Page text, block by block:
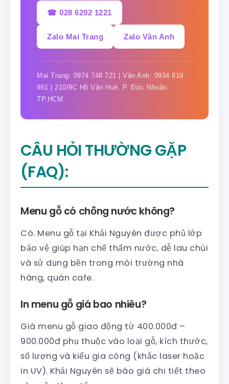
☎ 028 6292 1221
Zalo Mai Trang Zalo Vân Anh
Mai Trang: 0974 748 721 | Vân Anh: 0934 819
961 | 210/9C Hồ Văn Huê, P. Đức Nhuận,
TP.HCM
CÂU HỎI THƯỜNG GẶP
(FAQ):
Menu gỗ có chống nước không?
Có. Menu gỗ tại Khải Nguyên được phủ lớp
bảo vệ giúp hạn chế thấm nước, dễ lau chùi
và sử dụng bền trong môi trường nhà
hàng, quán cafe.
In menu gỗ giá bao nhiêu?
Giá menu gỗ giao động từ 400.000đ –
900.000đ phụ thuộc vào loại gỗ, kích thước,
số lượng và kiểu gia công (khắc laser hoặc
in UV). Khải Nguyên sẽ báo giá chi tiết theo